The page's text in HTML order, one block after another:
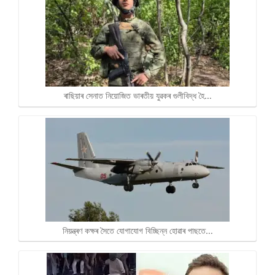
ৰাছিয়াৰ সেনাত নিয়োজিত ভাৰতীয় যুৱকৰ গুলীবিদ্ধ হৈ…
নিয়ন্ত্ৰণ কক্ষৰ সৈতে যোগাযোগ বিচ্ছিন্ন হোৱাৰ পাছতে…